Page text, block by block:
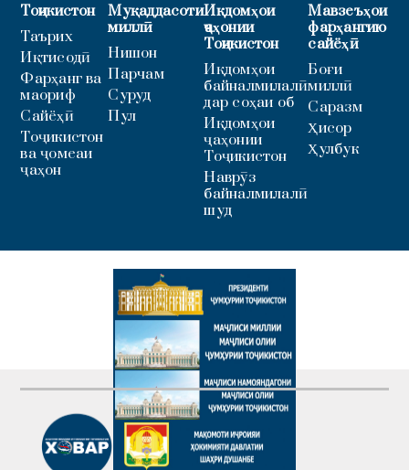
Тоҷикистон
Таърих
Иқтисодӣ
Фарҳанг ва
маориф
Сайёҳӣ
Тоҷикистон
ва ҷомеаи
ҷаҳон
Муқаддасоти
миллӣ
Нишон
Парчам
Суруд
Пул
Иқдомҳои
ҷаҳонии
Тоҷикистон
Иқдомҳои
байналмилалӣ
дар соҳаи об
Иқдомҳои
ҷаҳонии
Тоҷикистон
Наврӯз
байналмилалӣ
шуд
Мавзеъҳои
фарҳангию
сайёҳӣ
Боғи
миллӣ
Саразм
Ҳисор
Ҳулбук